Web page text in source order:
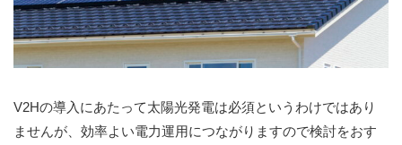
V2Hの導入にあたって太陽光発電は必須というわけではあり
ませんが、効率よい電力運用につながりますので検討をおす